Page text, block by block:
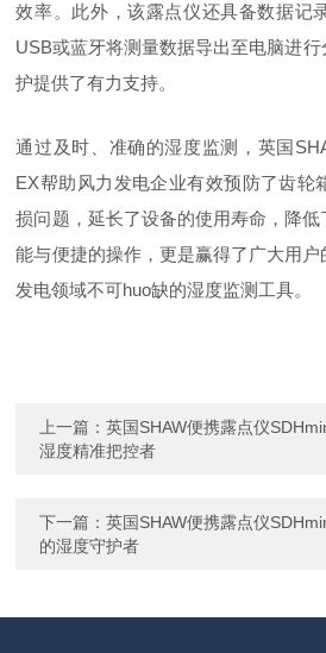
效率。此外，该露点仪还具备数据记
USB或蓝牙将测量数据导出至电脑进
护提供了有力支持。
通过及时、准确的湿度监测，英国
EX帮助风力发电企业有效预防了齿轮
损问题，延长了设备的使用寿命，降
能与便捷的操作，更是赢得了广大用
发电领域不可huo缺的湿度监测工具。
上一篇：英国SHAW便携露点仪
湿度精准把控者
下一篇：英国SHAW便携露点仪
的湿度守护者